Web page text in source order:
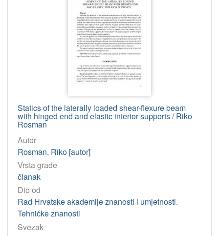
Statics of the laterally loaded shear-flexure beam
with hinged end and elastic interior supports / Riko
Rosman
Autor
Rosman, Riko [autor]
Vrsta građe
članak
Dio od
Rad Hrvatske akademije znanosti i umjetnosti.
Tehničke znanosti
Svezak